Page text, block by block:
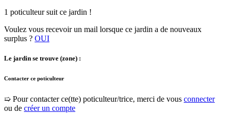
1 poticulteur suit ce jardin !
Voulez vous recevoir un mail lorsque ce jardin a de nouveaux
surplus ? OUI
Le jardin se trouve (zone) :
Contacter ce poticulteur
➯ Pour contacter ce(tte) poticulteur/trice, merci de vous connecter
ou de créer un compte